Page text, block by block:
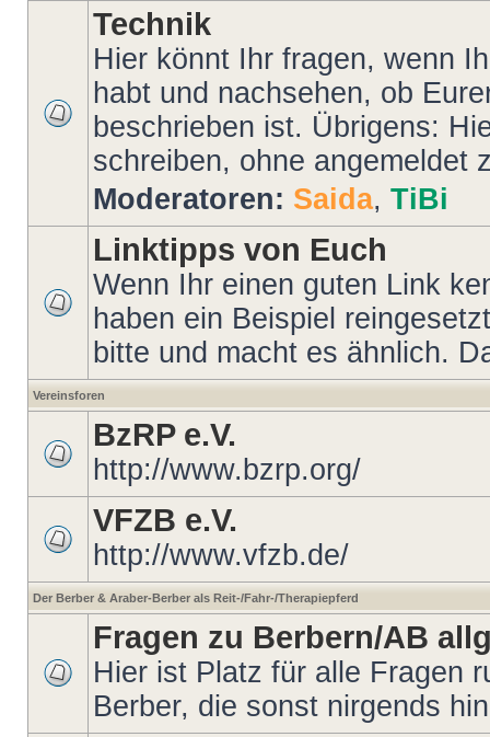
Technik
Hier könnt Ihr fragen, wenn
habt und nachsehen, ob
beschrieben ist. Übrigens:
schreiben, ohne angemeldet
Moderatoren: Saida, TiBi
Linktipps von Euch
Wenn Ihr einen guten Link
haben ein Beispiel
bitte und macht es ähnlich.
Vereinsforen
BzRP e.V.
http://www.bzrp.org/
VFZB e.V.
http://www.vfzb.de/
Der Berber & Araber-Berber als Reit-/Fahr-/Therapiepferd
Fragen zu Berbern/AB
Hier ist Platz für alle Fragen
Berber, die sonst nirgends